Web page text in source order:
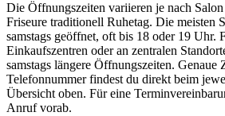
Die Öffnungszeiten variieren je nach
Friseure traditionell Ruhetag. Die meisten
samstags geöffnet, oft bis 18 oder 19 Uhr.
Einkaufszentren oder an zentralen
samstags längere Öffnungszeiten. Genaue
Telefonnummer findest du direkt beim
Übersicht oben. Für eine
Anruf vorab.